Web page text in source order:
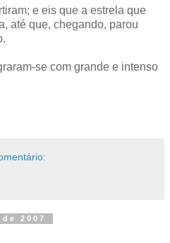
e eis que a estrela que
até que, chegando, parou
se com grande e intenso
2007